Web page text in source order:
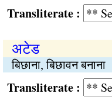
:
अटेड
बिछाना, बिछावन बनाना
: